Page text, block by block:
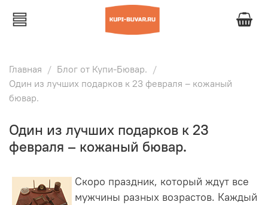
Главная
Блог от Купи-Бювар.
Один из лучших подарков к 23 февраля – кожаный
бювар.
Один из лучших подарков к 23
февраля – кожаный бювар.
Скоро праздник, который ждут все
мужчины разных возрастов. Каждый